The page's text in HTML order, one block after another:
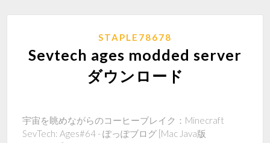
STAPLE78678
Sevtech ages modded server
ダウンロード
宇宙を眺めながらのコーヒーブレイク：Minecraft
SevTech: Ages#64 - ぽっぽブログ [Mac Java版